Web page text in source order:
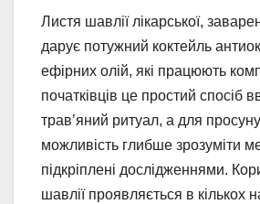
Листя шавлії лікарської,
дарує потужний коктейль
ефірних олій, які працюють
початківців це простий спосіб
трав’яний ритуал, а для
можливість глибше зрозуміти
підкріплені дослідженнями.
шавлії проявляється в кількох